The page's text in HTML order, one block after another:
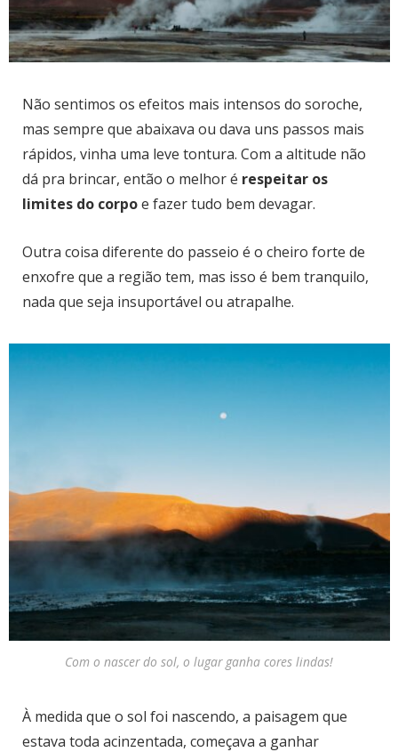
Não sentimos os efeitos mais intensos do soroche,
mas sempre que abaixava ou dava uns passos mais
rápidos, vinha uma leve tontura. Com a altitude não
dá pra brincar, então o melhor é respeitar os
limites do corpoe fazer tudo bem devagar.
Outra coisa diferente do passeio é o cheiro forte de
enxofre que a região tem, mas isso é bem tranquilo,
nada que seja insuportável ou atrapalhe.
Com o nascer do sol, o lugar ganha cores lindas!
À medida que o sol foi nascendo, a paisagem que
estava toda acinzentada, começava a ganhar